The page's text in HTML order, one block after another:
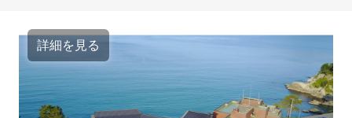
詳細を見る